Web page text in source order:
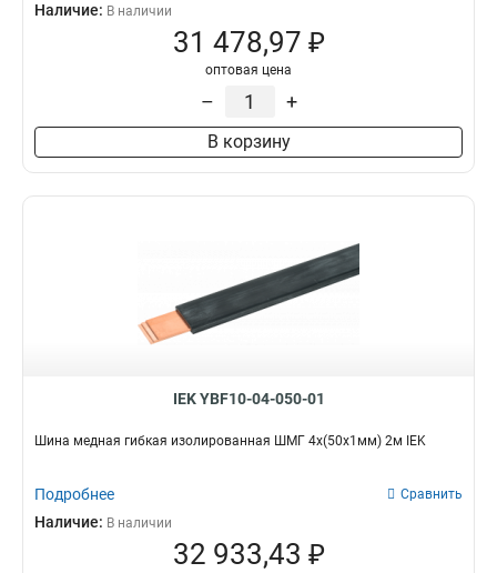
Наличие: В наличии
31 478,97 ₽
оптовая цена
– +
В корзину
IEK YBF10-04-050-01
Шина медная гибкая изолированная ШМГ 4x(50x1мм) 2м IEK
Подробнее Сравнить
Наличие: В наличии
32 933,43 ₽